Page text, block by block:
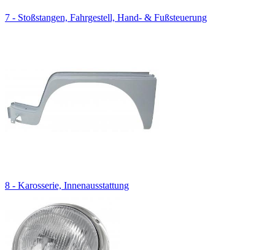
7 - Stoßstangen, Fahrgestell, Hand- & Fußsteuerung
8 - Karosserie, Innenausstattung